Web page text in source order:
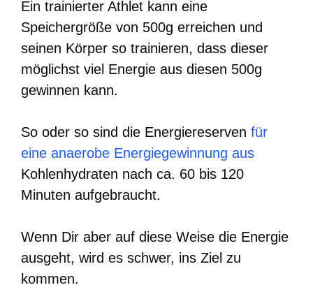
Ein trainierter Athlet kann eine
Speichergröße von 500g erreichen und
seinen Körper so trainieren, dass dieser
möglichst viel Energie aus diesen 500g
gewinnen kann.
So oder so sind die Energiereserven für
eine anaerobe Energiegewinnung aus
Kohlenhydraten nach ca. 60 bis 120
Minuten aufgebraucht.
Wenn Dir aber auf diese Weise die Energie
ausgeht, wird es schwer, ins Ziel zu
kommen.